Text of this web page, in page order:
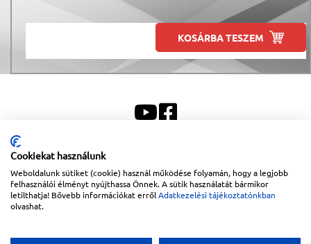
KOSÁRBA TESZEM
Sitemap|
Impresszum
Copyright © 2026Lapanthera Kft.Webbolt |1047Budapest,Váci út 15-19.|+36-30/539-
76-24|+36-1-613-5453|www.lapanthera.hu
Cookiekat használunk
Weboldalunk sütiket (cookie) használ működése folyamán, hogy a legjobb
felhasználói élményt nyújthassa Önnek. A sütik használatát bármikor
letilthatja! Bővebb információkat errőlAdatkezelési tájékoztatónkban
olvashat.